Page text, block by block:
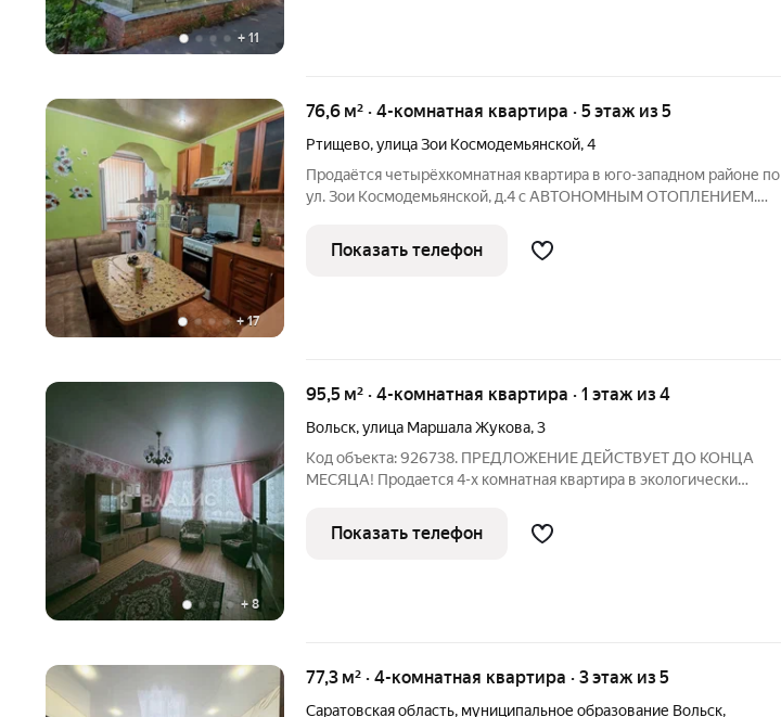
+ 11
+17
76,6 м² · 4-комнатная квартира · 5 этаж из 5
Ртищево,улица Зои Космодемьянской,4
Продаётся четырёхкомнатная квартира в юго-западном районе по
ул. Зои Космодемьянской, д.4 с АВТОНОМНЫМ ОТОПЛЕНИЕМ.
кирпичного дома. В квартире хорошая планировка: 3
изолированные комнаты,
Показать телефон
+ 8
95,5 м² · 4-комнатная квартира · 1 этаж из 4
Вольск,улица Маршала Жукова,3
Код объекта: 926738. ПРЕДЛОЖЕНИЕ ДЕЙСТВУЕТ ДО КОНЦА
МЕСЯЦА! Продается 4-х комнатная квартира в экологически
не угловая, очень теплая и светлая! В квартире установлены
пластиковые окна,
Показать телефон
77,3 м² · 4-комнатная квартира · 3 этаж из 5
Саратовская область, муниципальное образование Вольск,